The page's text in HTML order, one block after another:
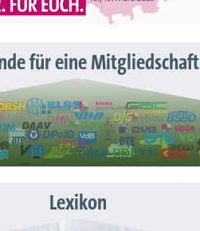
für eine Mitgliedschaft
Lexikon